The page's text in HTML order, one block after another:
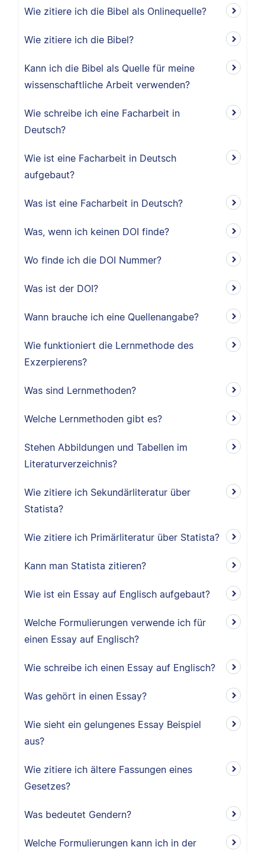
Wie zitiere ich die Bibel als Onlinequelle?
Wie zitiere ich die Bibel?
Kann ich die Bibel als Quelle für meine
wissenschaftliche Arbeit verwenden?
Wie schreibe ich eine Facharbeit in
Deutsch?
Wie ist eine Facharbeit in Deutsch
aufgebaut?
Was ist eine Facharbeit in Deutsch?
Was, wenn ich keinen DOI finde?
Wo finde ich die DOI Nummer?
Was ist der DOI?
Wann brauche ich eine Quellenangabe?
Wie funktioniert die Lernmethode des
Exzerpierens?
Was sind Lernmethoden?
Welche Lernmethoden gibt es?
Stehen Abbildungen und Tabellen im
Literaturverzeichnis?
Wie zitiere ich Sekundärliteratur über
Statista?
Wie zitiere ich Primärliteratur über Statista?
Kann man Statista zitieren?
Wie ist ein Essay auf Englisch aufgebaut?
Welche Formulierungen verwende ich für
einen Essay auf Englisch?
Wie schreibe ich einen Essay auf Englisch?
Was gehört in einen Essay?
Wie sieht ein gelungenes Essay Beispiel
aus?
Wie zitiere ich ältere Fassungen eines
Gesetzes?
Was bedeutet Gendern?
Welche Formulierungen kann ich in der